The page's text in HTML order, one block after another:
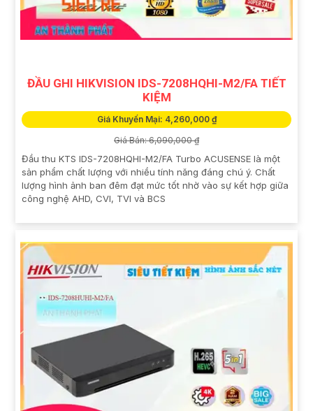
ĐẦU GHI HIKVISION IDS-7208HQHI-M2/FA TIẾT
KIỆM
Giá Khuyến Mại: 4,260,000 ₫
Giá Bán: 6,090,000 ₫
Đầu thu KTS IDS-7208HQHI-M2/FA Turbo ACUSENSE là một
sản phẩm chất lượng với nhiều tính năng đáng chú ý. Chất
lượng hình ảnh ban đêm đạt mức tốt nhờ vào sự kết hợp giữa
công nghệ AHD, CVI, TVI và BCS